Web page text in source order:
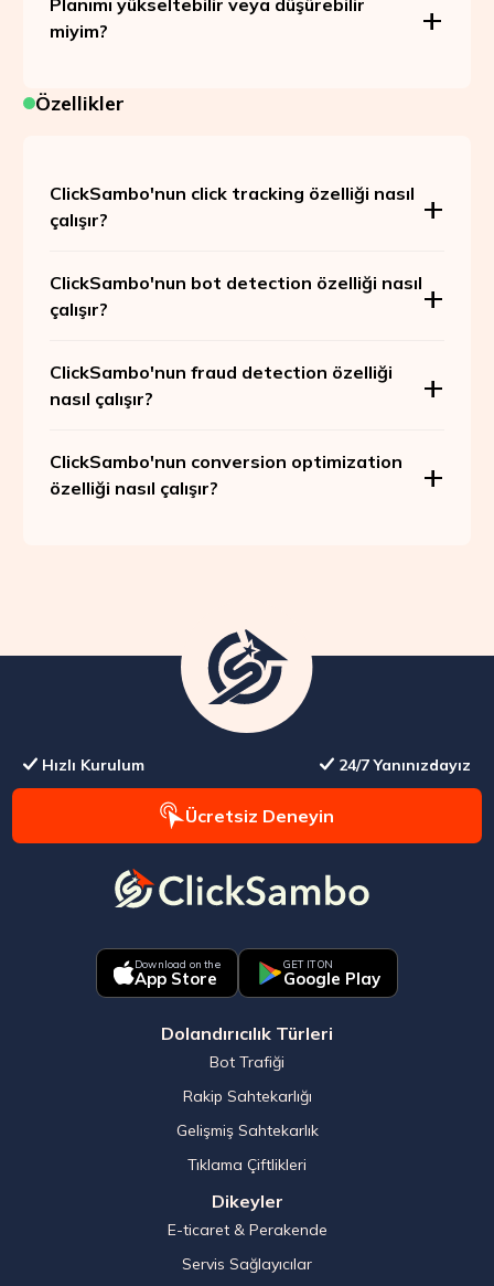
Planımı yükseltebilir veya düşürebilir
miyim?
Özellikler
ClickSambo'nun click tracking özelliği nasıl
çalışır?
ClickSambo'nun bot detection özelliği nasıl
çalışır?
ClickSambo'nun fraud detection özelliği
nasıl çalışır?
ClickSambo'nun conversion optimization
özelliği nasıl çalışır?
Hızlı Kurulum 24/7 Yanınızdayız
Ücretsiz Deneyin
Download on the
App Store
GET IT ON
Google Play
Dolandırıcılık Türleri
Bot Trafiği
Rakip Sahtekarlığı
Gelişmiş Sahtekarlık
Tıklama Çiftlikleri
Dikeyler
E-ticaret & Perakende
Servis Sağlayıcılar